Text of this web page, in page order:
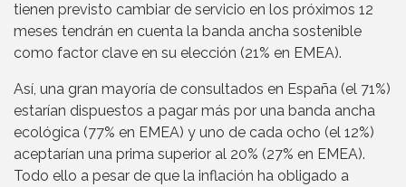
tienen previsto cambiar de servicio en los próximos 12
meses tendrán en cuenta la banda ancha sostenible
como factor clave en su elección (21% en EMEA).
Así, una gran mayoría de consultados en España (el 71%)
estarían dispuestos a pagar más por una banda ancha
ecológica (77% en EMEA) y uno de cada ocho (el 12%)
aceptarían una prima superior al 20% (27% en EMEA).
Todo ello a pesar de que la inflación ha obligado a